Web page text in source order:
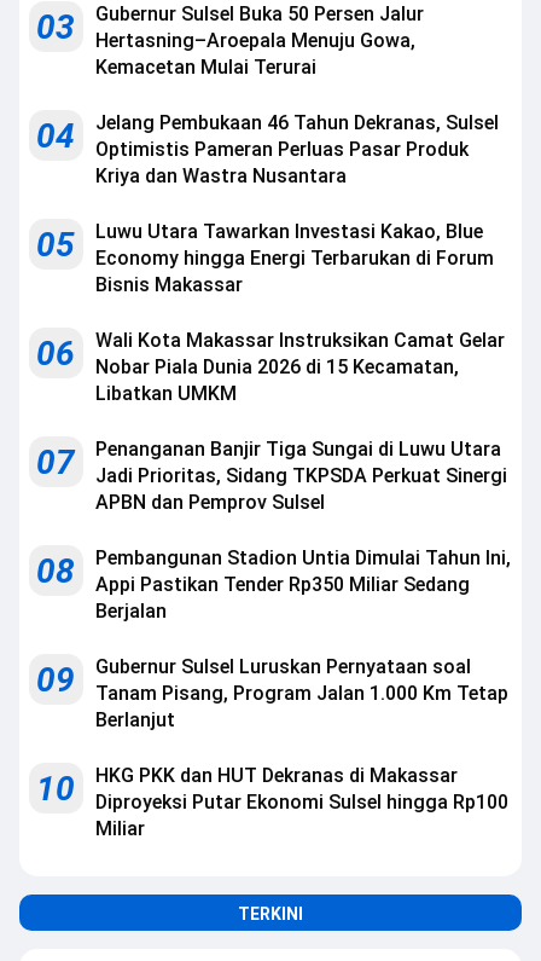
03
Gubernur Sulsel Buka 50 Persen Jalur
Hertasning–Aroepala Menuju Gowa,
Kemacetan Mulai Terurai
04
Jelang Pembukaan 46 Tahun Dekranas, Sulsel
Optimistis Pameran Perluas Pasar Produk
Kriya dan Wastra Nusantara
05
Luwu Utara Tawarkan Investasi Kakao, Blue
Economy hingga Energi Terbarukan di Forum
Bisnis Makassar
06
Wali Kota Makassar Instruksikan Camat Gelar
Nobar Piala Dunia 2026 di 15 Kecamatan,
Libatkan UMKM
07
Penanganan Banjir Tiga Sungai di Luwu Utara
Jadi Prioritas, Sidang TKPSDA Perkuat Sinergi
APBN dan Pemprov Sulsel
08
Pembangunan Stadion Untia Dimulai Tahun Ini,
Appi Pastikan Tender Rp350 Miliar Sedang
Berjalan
09
Gubernur Sulsel Luruskan Pernyataan soal
Tanam Pisang, Program Jalan 1.000 Km Tetap
Berlanjut
10
HKG PKK dan HUT Dekranas di Makassar
Diproyeksi Putar Ekonomi Sulsel hingga Rp100
Miliar
TERKINI